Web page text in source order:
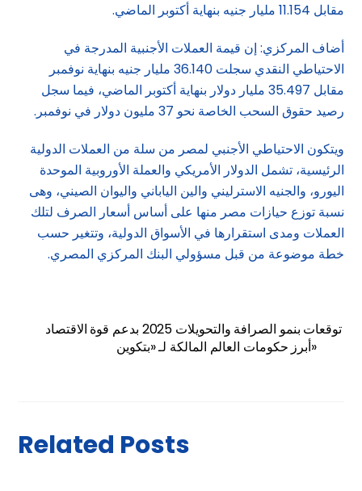
مقابل 11.154 مليار جنيه بنهاية أكتوبر الماضي.
أضاف المركزي: إن قيمة العملات الأجنبية المدرجة في
الاحتياطي النقدي سجلت 36.140 مليار جنيه بنهاية نوفمبر
مقابل 35.497 مليار دولار بنهاية أكتوبر الماضي، فيما سجل
رصيد حقوق السحب الخاصة نحو 37 مليون دولار في نوفمبر.
ويتكون الاحتياطي الأجنبي لمصر من سلة من العملات الدولية
الرئيسية، تشمل الدولار الأمريكي والعملة الأوروبية الموحدة
اليورو، والجنيه الاسترليني والين الياباني واليوان الصيني، وهى
نسبة توزع حيازات مصر منها على أساس أسعار الصرف لتلك
العملات ومدى استقرارها في الأسواق الدولية، وتتغير حسب
خطة موضوعة من قبل مسؤولي البنك المركزي المصري.
توقعات بنمو الصرافة والتحويلات 2025 بدعم قوة الاقتصاد
أبرز حكومات العالم المالكة لـ «بتكوين»
Related Posts